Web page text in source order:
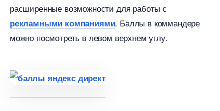
расширенные возможности для работы с
рекламными компаниями. Баллы в коммандере
можно посмотреть в левом верхнем углу.